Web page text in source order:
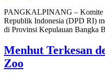
PANGKALPINANG – Komite
Republik Indonesia (DPD RI)
di Provinsi Kepulauan Bangka
Menhut Terkesan
Zoo